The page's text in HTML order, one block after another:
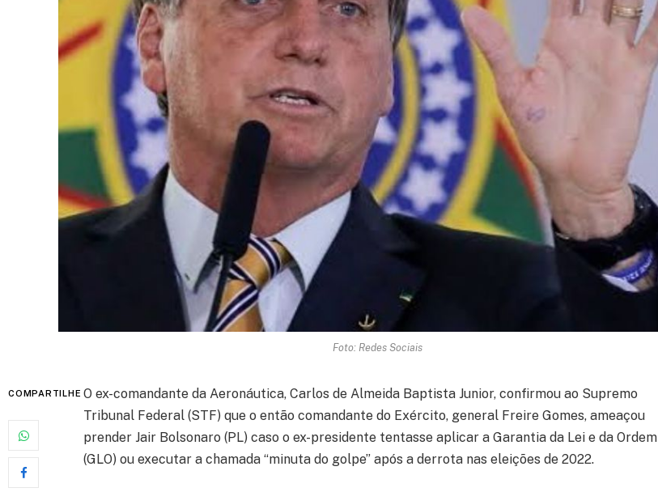
Foto: Redes Sociais
COMPARTILHE O ex-comandante da Aeronáutica, Carlos de Almeida Baptista Junior, confirmou ao Supremo
Tribunal Federal (STF) que o então comandante do Exército, general Freire Gomes, ameaçou
prender Jair Bolsonaro (PL) caso o ex-presidente tentasse aplicar a Garantia da Lei e da Ordem
(GLO) ou executar a chamada “minuta do golpe” após a derrota nas eleições de 2022.